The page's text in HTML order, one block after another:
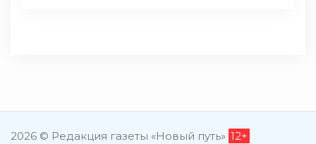
2026 © Редакция газеты «Новый путь» 12+